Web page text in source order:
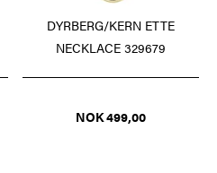
DYRBERG/KERN ETTE
NECKLACE 329679
NOK 499,00